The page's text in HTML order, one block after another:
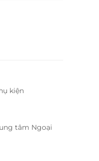
kiện
tâm Ngoại